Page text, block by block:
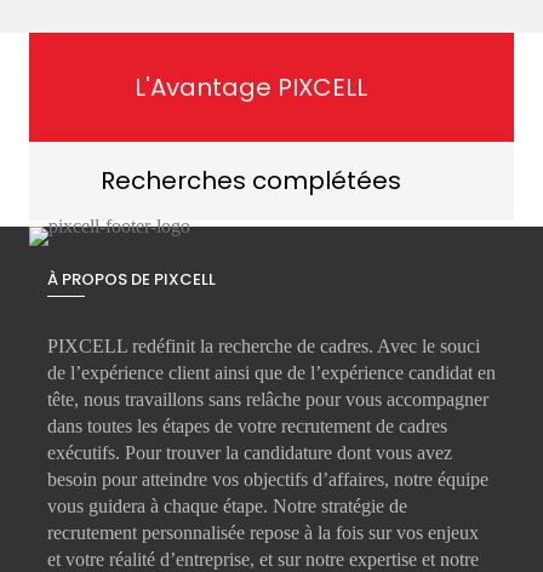
L'Avantage PIXCELL
Recherches complétées
À PROPOS DE PIXCELL
PIXCELL redéfinit la recherche de cadres. Avec le souci
de l’expérience client ainsi que de l’expérience candidat en
tête, nous travaillons sans relâche pour vous accompagner
dans toutes les étapes de votre recrutement de cadres
exécutifs. Pour trouver la candidature dont vous avez
besoin pour atteindre vos objectifs d’affaires, notre équipe
vous guidera à chaque étape. Notre stratégie de
recrutement personnalisée repose à la fois sur vos enjeux
et votre réalité d’entreprise, et sur notre expertise et notre